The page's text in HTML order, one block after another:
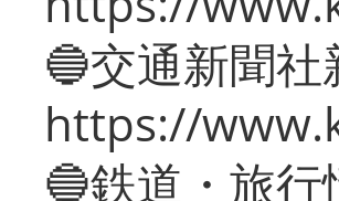
🔵交通新聞社
https://
🔵鉄道・旅